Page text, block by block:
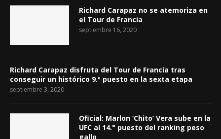
Richard Carapaz no se atemoriza en
el Tour de Francia
septiembre 16, 2020
Richard Carapaz disfruta del Tour de Francia tras
conseguir un histórico 9.º puesto en la sexta etapa
septiembre 3, 2020
Oficial: Marlon ‘Chito’ Vera sube en la
UFC al 14.° puesto del ranking peso
gallo